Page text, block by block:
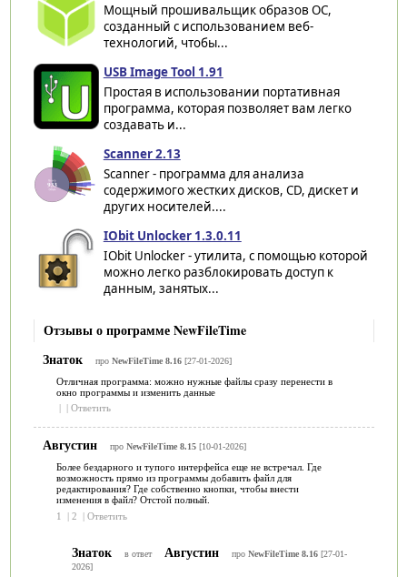
Мощный прошивальщик образов ОС,
созданный с использованием веб-
технологий, чтобы...
USB Image Tool 1.91
Простая в использовании портативная
программа, которая позволяет вам легко
создавать и...
Scanner 2.13
Scanner - программа для анализа
содержимого жестких дисков, CD, дискет и
других носителей....
IObit Unlocker 1.3.0.11
IObit Unlocker - утилита, с помощью которой
можно легко разблокировать доступ к
данным, занятых...
Отзывы о программе NewFileTime
Знаток
про NewFileTime 8.16[27-01-2026]
Отличная программа: можно нужные файлы сразу перенести в
окно программы и изменить данные
Ответить
Августин про NewFileTime 8.15[10-01-2026]
Более бездарного и тупого интерфейса еще не встречал. Где
возможность прямо из программы добавить файл для
редактирования? Где собственно кнопки, чтобы внести
изменения в файл? Отстой полный.
1
| 2 | Ответить
Знаток в ответ Августин про NewFileTime 8.16[27-01-
2026]